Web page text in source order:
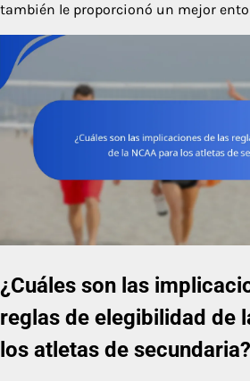
también le proporcionó un mejor
¿Cuáles son las
reglas de elegibilidad de
los atletas de secundaria?